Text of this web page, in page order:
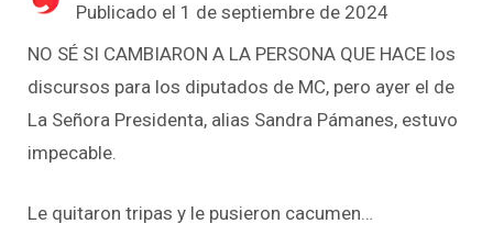
Publicado el 1 de septiembre de 2024
NO SÉ SI CAMBIARON A LA PERSONA QUE HACE los
discursos para los diputados de MC, pero ayer el de
La Señora Presidenta, alias Sandra Pámanes, estuvo
impecable.
Le quitaron tripas y le pusieron cacumen…